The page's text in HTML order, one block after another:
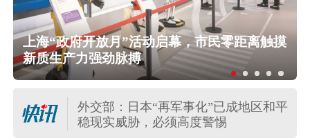
上海“政府开放月”活动启幕，市民零距离触摸
新质生产力强劲脉搏
任前公示半年后，胡瑞连主动投案
外交部：日本“再军事化”已成地区和平
稳现实威胁，必须高度警惕